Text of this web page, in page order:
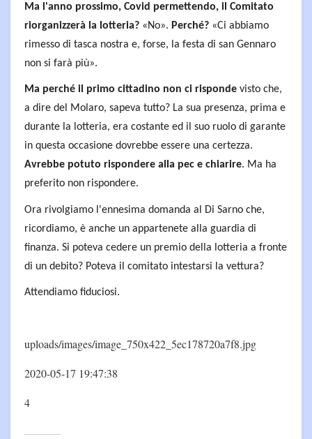
Ma l'anno prossimo, Covid permettendo, il Comitato
riorganizzerà la lotteria? «No». Perché? «Ci abbiamo
rimesso di tasca nostra e, forse, la festa di san Gennaro
non si farà più».
Ma perché il primo cittadino non ci risponde visto che,
a dire del Molaro, sapeva tutto? La sua presenza, prima e
durante la lotteria, era costante ed il suo ruolo di garante
in questa occasione dovrebbe essere una certezza.
Avrebbe potuto rispondere alla pec e chiarire. Ma ha
preferito non rispondere.
Ora rivolgiamo l'ennesima domanda al Di Sarno che,
ricordiamo, è anche un appartenete alla guardia di
finanza. Si poteva cedere un premio della lotteria a fronte
di un debito? Poteva il comitato intestarsi la vettura?
Attendiamo fiduciosi.
uploads/images/image_750x422_5ec178720a7f8.jpg
2020-05-17 19:47:38
4